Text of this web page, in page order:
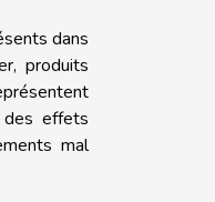
dans
produits
des effets
mal